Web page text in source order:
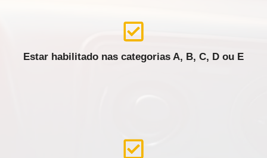
Estar habilitado nas categorias A, B, C, D ou E